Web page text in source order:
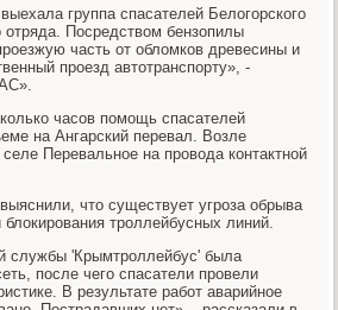
группа спасателей Белогорского
отряда. Посредством бензопилы
часть от обломков древесины и
проезд автотранспорту», -
часов помощь спасателей
на Ангарский перевал. Возле
Перевальное на провода контактной
что существует угроза обрыва
троллейбусных линий.
службы 'Крымтроллейбус' была
после чего спасатели провели
В результате работ аварийное